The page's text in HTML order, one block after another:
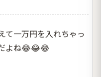
て一万円を入れちゃっ
よね😂😂😂